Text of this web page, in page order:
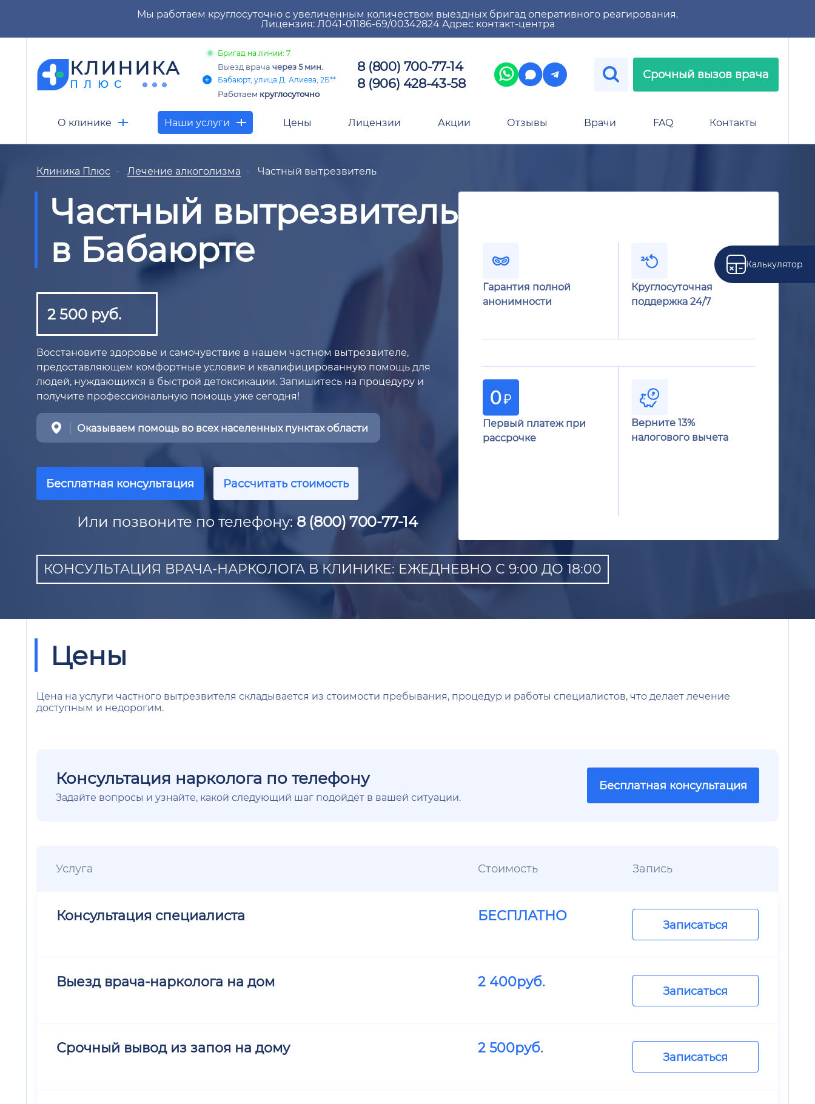
Мы работаем круглосуточно с увеличенным количеством выездных бригад оперативного реагирования.
Лицензия: Л041-01186-69/00342824 Адрес контакт-центра
КЛИНИКА
ПЛЮС
Бригад на линии: 7
Выезд врача через 5 мин.
Бабаюрт, улица Д. Алиева, 2Б**
Работаем круглосуточно
8 (800) 700-77-14
8 (906) 428-43-58
Срочный вызов врача
О клинике Наши услуги Цены Лицензии Акции Отзывы Врачи FAQ Контакты
Калькулятор
Клиника Плюс Лечение алкоголизма Частный вытрезвитель
Частный вытрезвитель
в Бабаюрте
2 500 руб.
Восстановите здоровье и самочувствие в нашем частном вытрезвителе,
предоставляющем комфортные условия и квалифицированную помощь для
людей, нуждающихся в быстрой детоксикации. Запишитесь на процедуру и
получите профессиональную помощь уже сегодня!
Оказываем помощь во всех населенных пунктах области
Бесплатная консультация Рассчитать стоимость
Или позвоните по телефону:8 (800) 700-77-14
КОНСУЛЬТАЦИЯ ВРАЧА-НАРКОЛОГА В КЛИНИКЕ: ЕЖЕДНЕВНО С 9:00 ДО 18:00
Гарантия полной
анонимности
Круглосуточная
поддержка 24/7
Первый платеж при
рассрочке
Верните 13%
налогового вычета
Цены
Цена на услуги частного вытрезвителя складывается из стоимости пребывания, процедур и работы специалистов, что делает лечение
доступным и недорогим.
Консультация нарколога по телефону
Задайте вопросы и узнайте, какой следующий шаг подойдёт в вашей ситуации.
Бесплатная консультация
Услуга Стоимость Запись
Консультация специалиста БЕСПЛАТНО
Записаться
Выезд врача-нарколога на дом 2 400руб.
Записаться
Срочный вывод из запоя на дому 2 500руб.
Записаться